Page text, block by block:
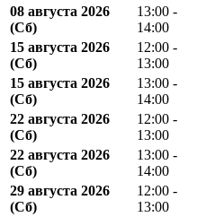
08 августа 2026
(Сб)
13:00 -
14:00
15 августа 2026
(Сб)
12:00 -
13:00
15 августа 2026
(Сб)
13:00 -
14:00
22 августа 2026
(Сб)
12:00 -
13:00
22 августа 2026
(Сб)
13:00 -
14:00
29 августа 2026
(Сб)
12:00 -
13:00